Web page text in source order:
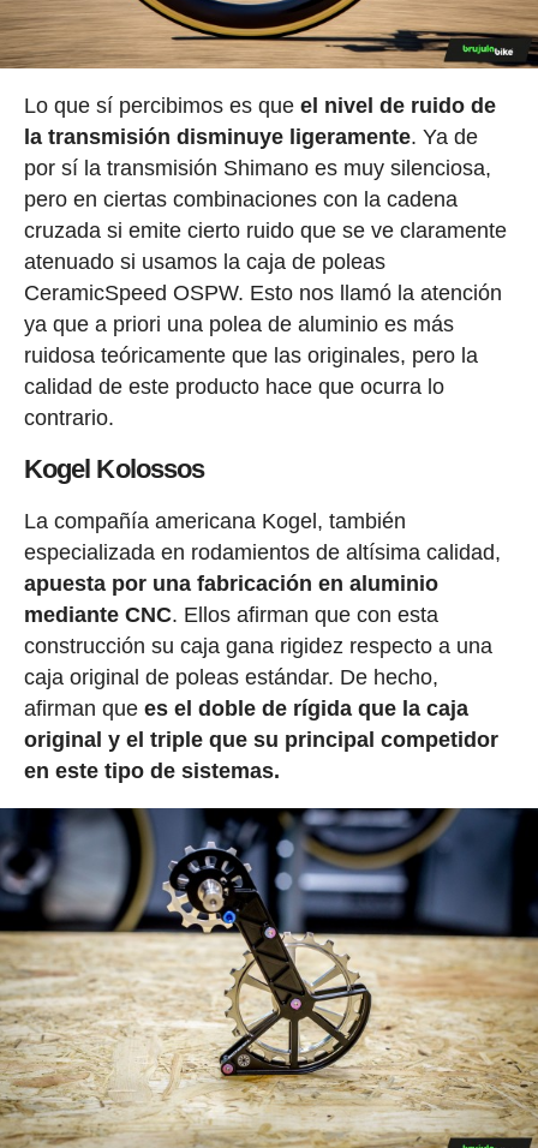
Lo que sí percibimos es que el nivel de ruido de
la transmisión disminuye ligeramente. Ya de
por sí la transmisión Shimano es muy silenciosa,
pero en ciertas combinaciones con la cadena
cruzada si emite cierto ruido que se ve claramente
atenuado si usamos la caja de poleas
CeramicSpeed OSPW. Esto nos llamó la atención
ya que a priori una polea de aluminio es más
ruidosa teóricamente que las originales, pero la
calidad de este producto hace que ocurra lo
contrario.
Kogel Kolossos
La compañía americana Kogel, también
especializada en rodamientos de altísima calidad,
apuesta por una fabricación en aluminio
mediante CNC. Ellos afirman que con esta
construcción su caja gana rigidez respecto a una
caja original de poleas estándar. De hecho,
afirman que es el doble de rígida que la caja
original y el triple que su principal competidor
en este tipo de sistemas.